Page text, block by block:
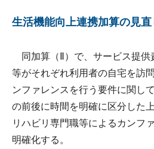
生活機能向上連携加算の見直
同加算（Ⅱ）で、サービス提供
等がそれぞれ利用者の自宅を訪
ンファレンスを行う要件に関し
の前後に時間を明確に区分した
リハビリ専門職等によるカンフ
明確化する。